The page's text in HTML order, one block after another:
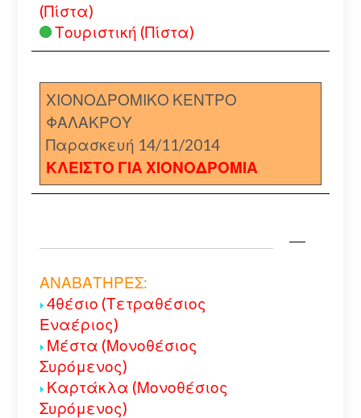
(Πίστα)
Τουριστική (Πίστα)
ΧΙΟΝΟΔΡΟΜΙΚΟ ΚΕΝΤΡΟ
ΦΑΛΑΚΡΟΥ
Παρασκευή 14/11/2014
ΚΛΕΙΣΤΟ ΓΙΑ ΧΙΟΝΟΔΡΟΜΙΑ
ΑΝΑΒΑΤΗΡΕΣ:
4θέσιο (Τετραθέσιος
Εναέριος)
Μέστα (Μονοθέσιος
Συρόμενος)
Καρτάκλα (Μονοθέσιος
Συρόμενος)